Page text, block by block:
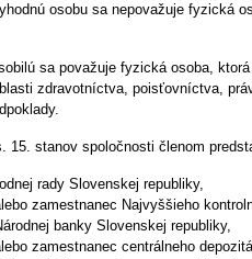
osobu sa nepovažuje fyzická
sa považuje fyzická osoba,
zdravotníctva, poisťovníctva,
15. stanov spoločnosti členom
rady Slovenskej republiky,
zamestnanec Najvyššieho
banky Slovenskej republiky,
zamestnanec centrálneho